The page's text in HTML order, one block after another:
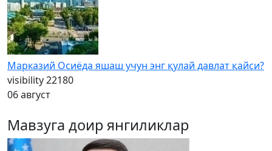
Марказий Осиёда яшаш учун энг қулай давлат қайси?
visibility22180
06 август
Мавзуга доир янгиликлар